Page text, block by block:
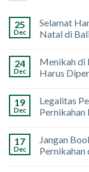
25
Dec
Selamat
Natal di
24
Dec
Menikah di
Harus
19
Dec
Legalitas
Pernikahan
17
Dec
Jangan
Pernikahan